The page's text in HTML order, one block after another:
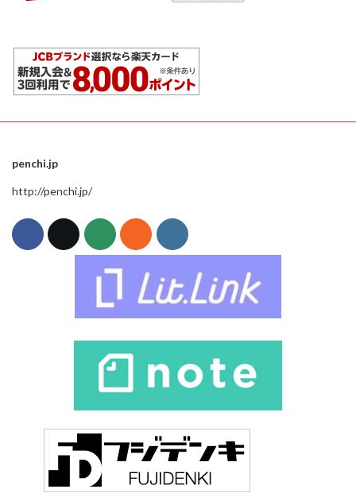
penchi.jp
http://penchi.jp/